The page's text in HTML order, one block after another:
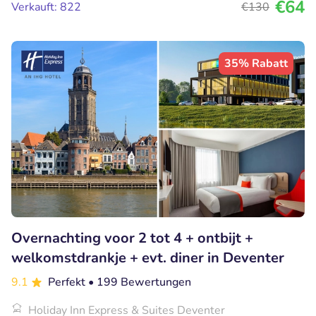
Verkauft: 822 €130 €64
35% Rabatt
Overnachting voor 2 tot 4 + ontbijt +
welkomstdrankje + evt. diner in Deventer
9.1 Perfekt • 199 Bewertungen
Holiday Inn Express & Suites Deventer